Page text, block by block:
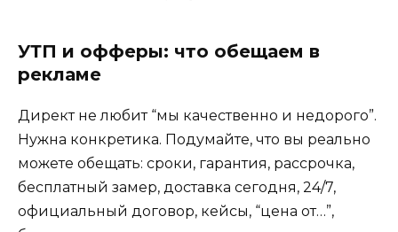
УТП и офферы: что обещаем в
рекламе
Директ не любит “мы качественно и недорого”.
Нужна конкретика. Подумайте, что вы реально
можете обещать: сроки, гарантия, рассрочка,
бесплатный замер, доставка сегодня, 24/7,
официальный договор, кейсы, “цена от…”,